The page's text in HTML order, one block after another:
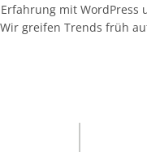
mit
greifen Trends früh